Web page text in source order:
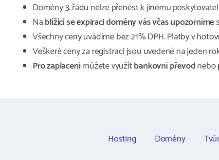
Domény 3. řádu nelze přenést k jinému
Nablížící se expiraci domény vás včas upozorníme
Všechny ceny uvádíme bez 21% DPH. Platby v
Veškeré ceny za registraci jsou uvedené na jeden
Pro zaplacenímůžete využítbankovní převodnebo
Hosting Domény